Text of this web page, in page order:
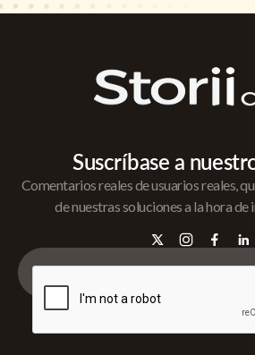
Suscríbase a
Comentarios reales de usuarios reales,
de nuestras soluciones a la hora de